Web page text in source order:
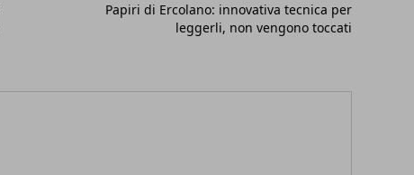
Papiri di Ercolano: innovativa tecnica per
leggerli, non vengono toccati